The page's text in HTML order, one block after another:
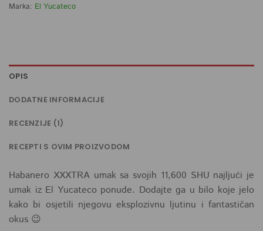
Marka: El Yucateco
OPIS
DODATNE INFORMACIJE
RECENZIJE (1)
RECEPTI S OVIM PROIZVODOM
Habanero XXXTRA umak sa svojih 11,600 SHU najljući je
umak iz El Yucateco ponude. Dodajte ga u bilo koje jelo
kako bi osjetili njegovu eksplozivnu ljutinu i fantastičan
okus 😉